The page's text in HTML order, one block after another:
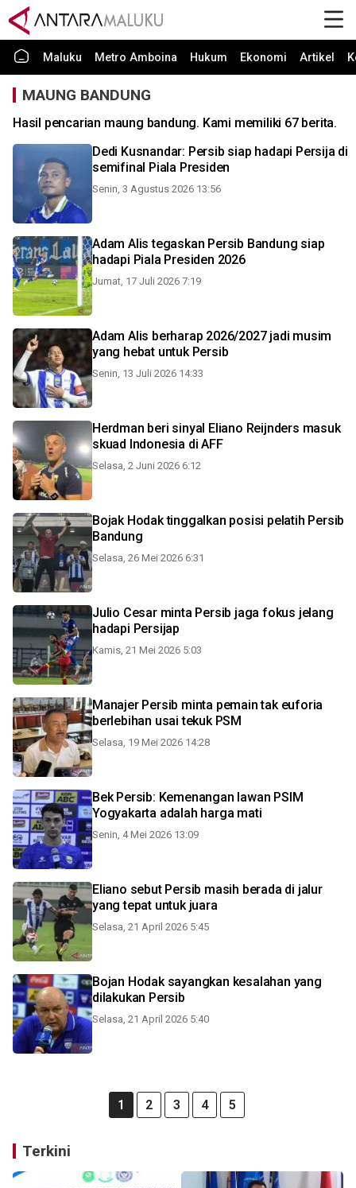
Maluku Metro Amboina Hukum Ekonomi Artikel
MAUNG BANDUNG
Hasil pencarian maung bandung. Kami memiliki 67 berita.
Dedi Kusnandar: Persib siap hadapi Persija di
semifinal Piala Presiden
Senin, 3 Agustus 2026 13:56
Adam Alis tegaskan Persib Bandung siap
hadapi Piala Presiden 2026
Jumat, 17 Juli 2026 7:19
Adam Alis berharap 2026/2027 jadi musim
yang hebat untuk Persib
Senin, 13 Juli 2026 14:33
Herdman beri sinyal Eliano Reijnders masuk
skuad Indonesia di AFF
Selasa, 2 Juni 2026 6:12
Bojak Hodak tinggalkan posisi pelatih Persib
Bandung
Selasa, 26 Mei 2026 6:31
Julio Cesar minta Persib jaga fokus jelang
hadapi Persijap
Kamis, 21 Mei 2026 5:03
Manajer Persib minta pemain tak euforia
berlebihan usai tekuk PSM
Selasa, 19 Mei 2026 14:28
Bek Persib: Kemenangan lawan PSIM
Yogyakarta adalah harga mati
Senin, 4 Mei 2026 13:09
Eliano sebut Persib masih berada di jalur
yang tepat untuk juara
Selasa, 21 April 2026 5:45
Bojan Hodak sayangkan kesalahan yang
dilakukan Persib
Selasa, 21 April 2026 5:40
1 2 3 4 5
Terkini